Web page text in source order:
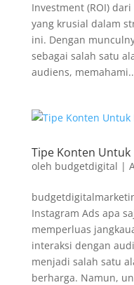
Investment (ROI)
yang krusial dalam
ini. Dengan
sebagai salah satu
audiens,
Tipe Konten Untuk
oleh budgetdigital |
Instagram Ads apa
memperluas
interaksi dengan
menjadi salah satu
berharga. Namun,